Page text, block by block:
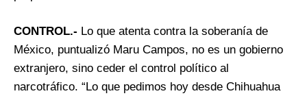
CONTROL.- Lo que atenta contra la soberanía de
México, puntualizó Maru Campos, no es un gobierno
extranjero, sino ceder el control político al
narcotráfico. “Lo que pedimos hoy desde Chihuahua